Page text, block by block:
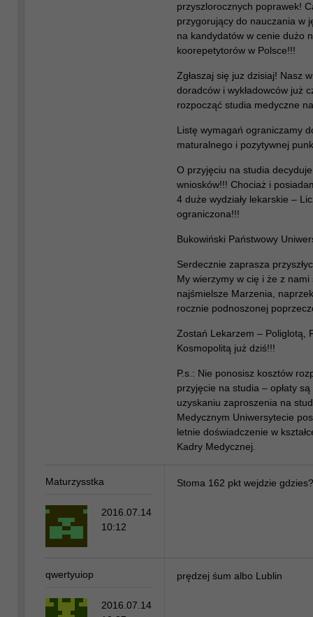
przyszlorocznych poprawek!
przygorujący do nauczania w
na kandydatów w cenie dużo
koorepetytorów w Polsce!!!
Zgłaszaj się juz dzisiaj! Nasz
doradców i wykładowców już
rozpocząć studia medyczne
Listę wymagań ograniczamy
maturalnego i pozytywnej
O przyjęciu na studia
wniosków!!! Chociaż i
4 duże wydziały lekarskie –
ograniczona!!!
Bukowiński Państwowy
Serdecznie zaprasza
My wierzymy w cię i że z nami
najśmielsze Marzenia,
rocznie podnoszonej
Zostań Lekarzem – Poliglotą,
Kosmopolitą już dziś!!!
P.s.: Nie ponosisz kosztów
przyjęcie na studia – opłaty
uzyskaniu zaproszenia na
Medycznym Uniwersytecie
letnie doświadczenie w
Kadry Medycznej.
Stoma 162 pkt wejdzie
Maturzysstka
2016.07.14
10:12
prędzej śum albo Lublin
qwertyuiop
2016.07.14